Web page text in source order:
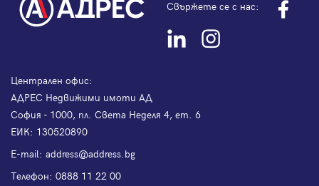
Свържете се с нас:
Централен офис:
АДРЕС Недвижими имоти АД
София - 1000, пл. Света Неделя 4, ет. 6
ЕИК: 130520890
Е-mail: address@address.bg
Телефон: 0888 11 22 00